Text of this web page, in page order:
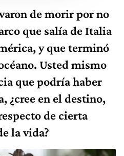
de morir por no
que salía de Italia
y que terminó
Usted mismo
que podría haber
¿cree en el destino,
de cierta
la vida?